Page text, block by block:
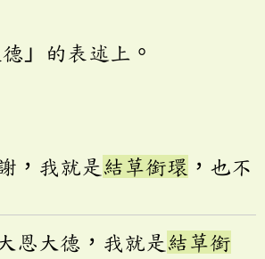
」的表述上。
，我就是結草銜環 ，也不
恩大德，我就是結草銜